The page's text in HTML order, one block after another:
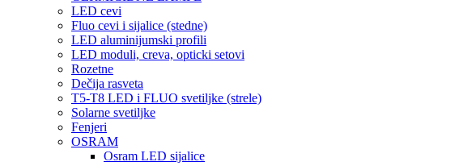
LED cevi
Fluo cevi i sijalice (stedne)
LED aluminijumski profili
LED moduli, creva, opticki setovi
Rozetne
Dečija rasveta
T5-T8 LED i FLUO svetiljke (strele)
Solarne svetiljke
Fenjeri
OSRAM
Osram LED sijalice